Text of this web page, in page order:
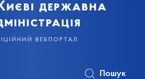
державна
вебпортал
Пошук